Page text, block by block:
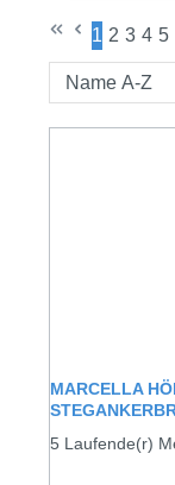
Seite
1
Seite
2
Seite
3 4 5
MARCELLA
STEGANKERBREITE: 5MM
5 Laufende(r)